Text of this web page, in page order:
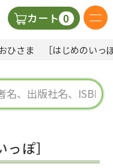
カート 0
日本語の教科書
覚・補助教材
用参考書
おひさま ［はじめのいっ
ぽ］